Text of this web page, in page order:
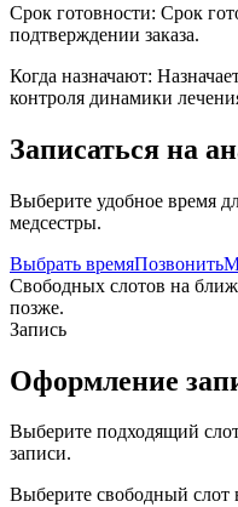
Срок готовности: Срок
подтверждении заказа.
Когда назначают:
контроля динамики
Записаться на
Выберите удобное время
медсестры.
Выбрать времяПозвонить
Свободных слотов на
позже.
Запись
Оформление
Выберите подходящий
записи.
Выберите свободный слот